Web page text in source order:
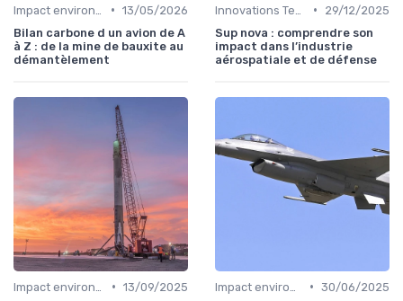
• 13/05/2026
Bilan carbone d un avion de A
à Z : de la mine de bauxite au
démantèlement
•
29/12/2025
Sup nova : comprendre son
impact dans l’industrie
aérospatiale et de défense
• 13/09/2025
• 30/06/2025